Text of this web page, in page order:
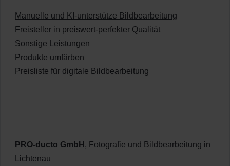
Manuelle und KI-unterstütze Bildbearbeitung
Freisteller in preiswert-perfekter Qualität
Sonstige Leistungen
Produkte umfärben
Preisliste für digitale Bildbearbeitung
PRO-ducto GmbH , Fotografie und Bildbearbeitung in
Lichtenau